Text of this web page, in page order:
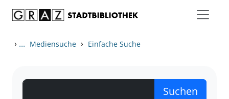
› ... Mediensuche › Einfache Suche